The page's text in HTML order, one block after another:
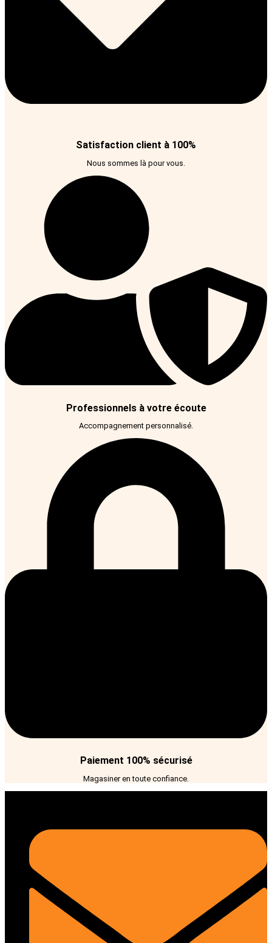
Satisfaction client à 100%
Nous sommes là pour vous.
Professionnels à votre écoute
Accompagnement personnalisé.
Paiement 100% sécurisé
Magasiner en toute confiance.